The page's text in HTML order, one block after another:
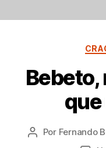
Bebeto,
que
Autor
Por Fernando